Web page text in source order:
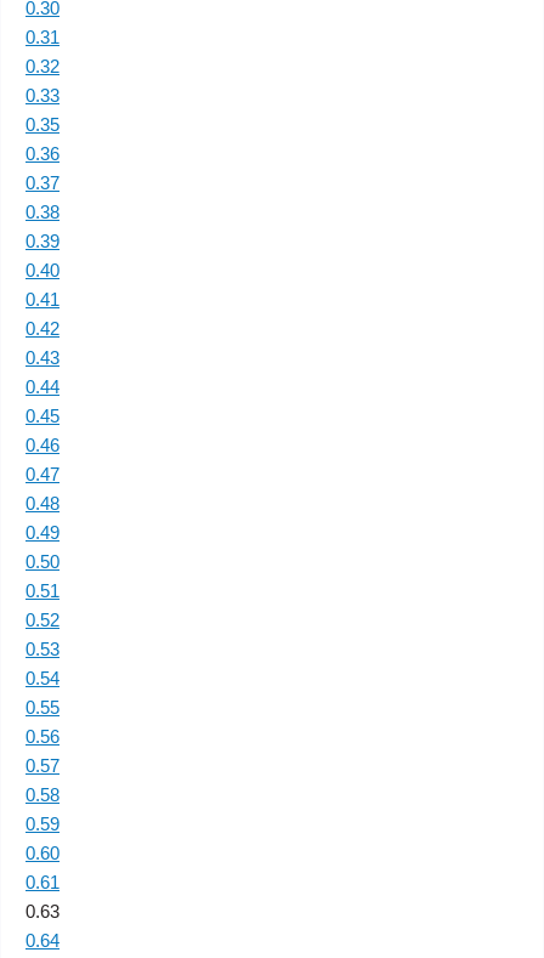
0.30
0.31
0.32
0.33
0.35
0.36
0.37
0.38
0.39
0.40
0.41
0.42
0.43
0.44
0.45
0.46
0.47
0.48
0.49
0.50
0.51
0.52
0.53
0.54
0.55
0.56
0.57
0.58
0.59
0.60
0.61
0.63
0.64